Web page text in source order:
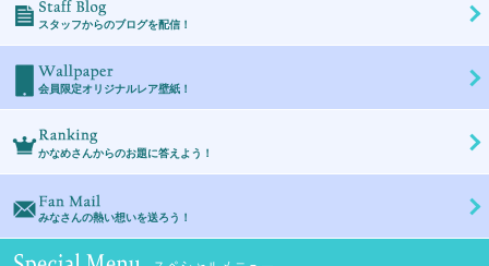
Staff Blog
スタッフからのブログを配信！
Wallpaper
会員限定オリジナルレア壁紙！
Ranking
かなめさんからのお題に答えよう！
FanMail
みなさんの熱い想いを送ろう！